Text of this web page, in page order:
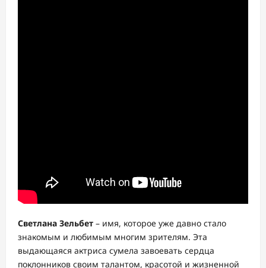
Светлана Зельбет – имя, которое уже давно стало
знакомым и любимым многим зрителям. Эта
выдающаяся актриса сумела завоевать сердца
поклонников своим талантом, красотой и жизненной